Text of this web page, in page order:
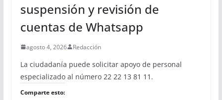
suspensión y revisión de
cuentas de Whatsapp
agosto 4, 2026 Redacción
La ciudadanía puede solicitar apoyo de personal
especializado al número 22 22 13 81 11.
Comparte esto: